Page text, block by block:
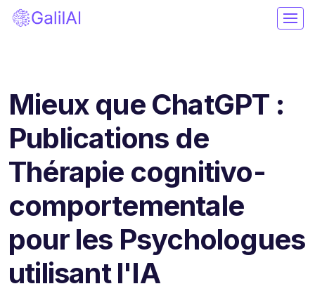
Mieux que ChatGPT :
Publications de
Thérapie cognitivo-
comportementale
pour les Psychologues
utilisant l'IA